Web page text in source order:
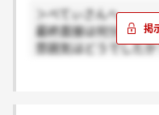
＞べてぃさんへ
最終面接は何分くら
雰囲気はどうでした